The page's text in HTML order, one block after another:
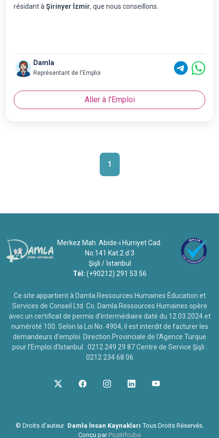
résidant à Şirinyer İzmir, que nous conseillons.
Damla
Représentant de l'Emploi
Aller à l'Emploi
1
Merkez Mah. Abide-i Hürriyet Cad.
No:141 Kat:2 d:3
Şişli / İstanbul
Tél: (+90212) 291 53 56
Ce site appartient à Damla Ressources Humaines Éducation et
Services de Conseil Ltd. Co. Damla Ressources Humaines opère
avec un certificat de permis d'intermédiaire daté du 12.03.2024 et
numéroté 100. Selon la Loi No. 4904, il est interdit de facturer les
demandeurs d'emploi. Direction Provinciale de l'Agence Turque
pour l'Emploi d'Istanbul : 0212 249 29 87 Centre de Service Şişli :
0212 234 68 06
© Droits d'auteur Damla İnsan Kaynakları Tous Droits Réservés.
Conçu par Pozitifcube